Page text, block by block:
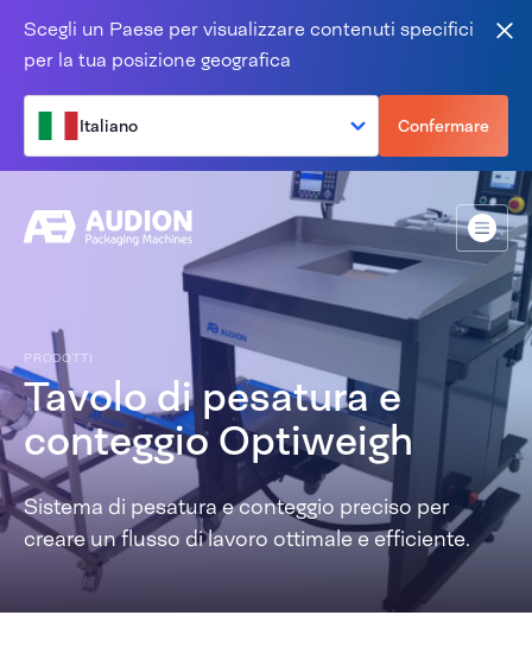
Scegli un Paese per visualizzare contenuti specifici
per la tua posizione geografica
Italiano Confermare
Menù
PRODOTTI
Tavolo di pesatura e
conteggio Optiweigh
Sistema di pesatura e conteggio preciso per
creare un flusso di lavoro ottimale e efficiente.